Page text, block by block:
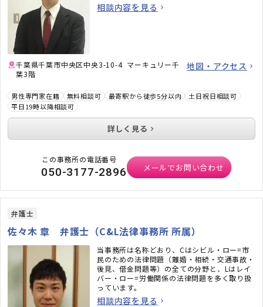
相談内容を見る
千葉県千葉市中央区中央3-10-4 マーキュリー千
葉3階
地図・アクセス
男性専門家在籍 無料相談可 最寄駅から徒歩5分以内
土日祝日相談可
平日19時以降相談可
詳しく見る
この事務所の電話番号
050-3177-2896 メールでお問い合わせ
弁護士
佐々木 章 弁護士（C&L法律事務所 所属）
当事務所は名称どおり、Cはシビル・ロー=市
民のための法律問題（離婚・相続・交通事故・
後見、借金問題等）の全ての分野と、Lはレイ
バー・ロー=労働関係の法律問題を多く取り扱
っています。
相談内容を見る